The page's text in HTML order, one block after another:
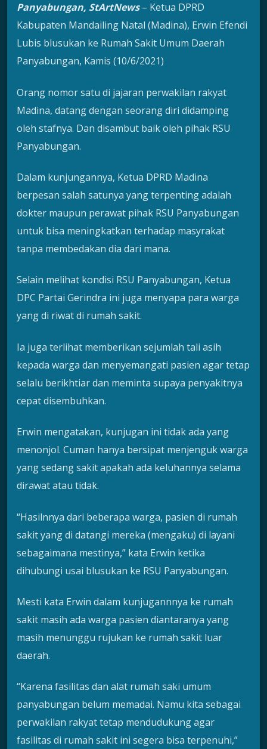
Panyabungan, StArtNews– Ketua DPRD
Kabupaten Mandailing Natal (Madina), Erwin Efendi
Lubis blusukan ke Rumah Sakit Umum Daerah
Panyabungan, Kamis (10/6/2021)
Orang nomor satu di jajaran perwakilan rakyat
Madina, datang dengan seorang diri didamping
oleh stafnya. Dan disambut baik oleh pihak RSU
Panyabungan.
Dalam kunjungannya, Ketua DPRD Madina
berpesan salah satunya yang terpenting adalah
dokter maupun perawat pihak RSU Panyabungan
untuk bisa meningkatkan terhadap masyrakat
tanpa membedakan dia dari mana.
Selain melihat kondisi RSU Panyabungan, Ketua
DPC Partai Gerindra ini juga menyapa para warga
yang di riwat di rumah sakit.
Ia juga terlihat memberikan sejumlah tali asih
kepada warga dan menyemangati pasien agar tetap
selalu berikhtiar dan meminta supaya penyakitnya
cepat disembuhkan.
Erwin mengatakan, kunjugan ini tidak ada yang
menonjol. Cuman hanya bersipat menjenguk warga
yang sedang sakit apakah ada keluhannya selama
dirawat atau tidak.
“Hasilnnya dari beberapa warga, pasien di rumah
sakit yang di datangi mereka (mengaku) di layani
sebagaimana mestinya,” kata Erwin ketika
dihubungi usai blusukan ke RSU Panyabungan.
Mesti kata Erwin dalam kunjugannnya ke rumah
sakit masih ada warga pasien diantaranya yang
masih menunggu rujukan ke rumah sakit luar
daerah.
“Karena fasilitas dan alat rumah saki umum
panyabungan belum memadai. Namu kita sebagai
perwakilan rakyat tetap mendudukung agar
fasilitas di rumah sakit ini segera bisa terpenuhi,”